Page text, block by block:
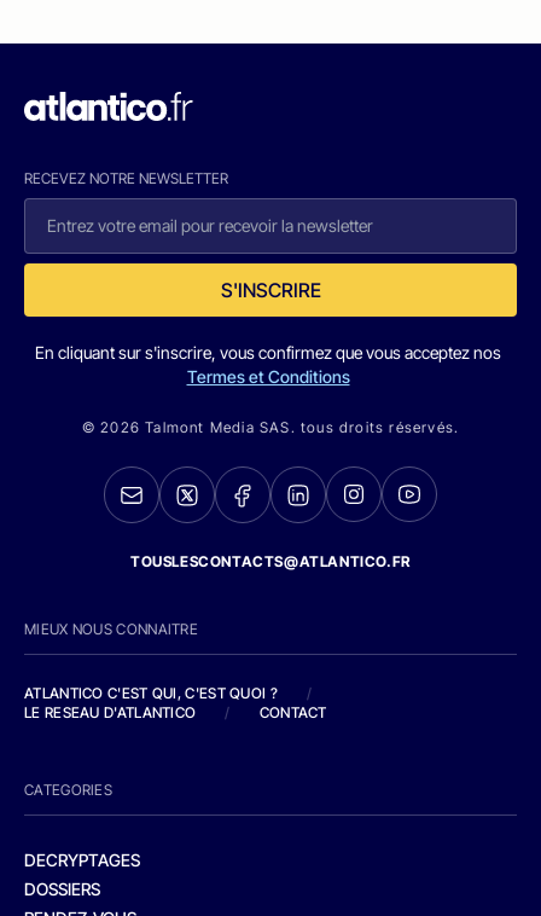
RECEVEZ NOTRE NEWSLETTER
S'INSCRIRE
En cliquant sur s'inscrire, vous confirmez que vous acceptez nos
Termes et Conditions
© 2026 Talmont Media SAS. tous droits réservés.
TOUSLESCONTACTS@ATLANTICO.FR
MIEUX NOUS CONNAITRE
ATLANTICO C'EST QUI, C'EST QUOI ?
/
LE RESEAU D'ATLANTICO
/ CONTACT
CATEGORIES
DECRYPTAGES
DOSSIERS